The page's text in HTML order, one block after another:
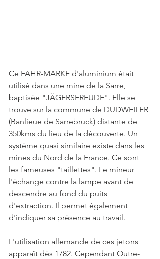
Ce FAHR-MARKE d'aluminium était
utilisé dans une mine de la Sarre,
baptisée "JÄGERSFREUDE". Elle se
trouve sur la commune de DUDWEILER
(Banlieue de Sarrebruck) distante de
350kms du lieu de la découverte. Un
système quasi similaire existe dans les
mines du Nord de la France. Ce sont
les fameuses "taillettes". Le mineur
l'échange contre la lampe avant de
descendre au fond du puits
d'extraction. Il permet également
d'indiquer sa présence au travail.
L'utilisation allemande de ces jetons
apparaît dès 1782. Cependant Outre-